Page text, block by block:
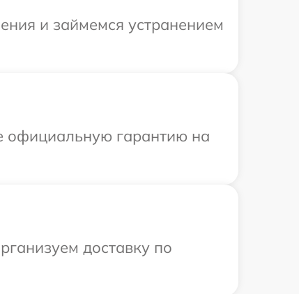
и займемся устранением
официальную гарантию на
доставку по